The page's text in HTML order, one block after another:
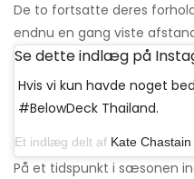
De to fortsatte deres
endnu en gang viste
Se dette indlæg på
Hvis vi kun havde noget
#BelowDeck Thailand.
Et indlæg delt af Kate Chastain
På et tidspunkt i sæsonen